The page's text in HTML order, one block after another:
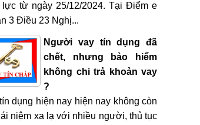
lực từ ngày 25/12/2024. Tại Điểm e
3 Điều 23 Nghị...
Người vay tín dụng đã
chết, nhưng bảo hiểm
không chi trả khoản vay
?
dụng hiện nay hiện nay không còn
niệm xa lạ với nhiều người, thủ tục